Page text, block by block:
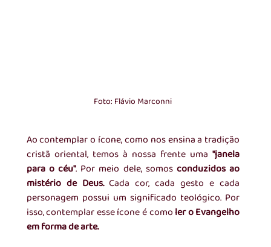
Foto: Flávio Marconni
Ao contemplar o ícone, como nos ensina a tradição
cristã oriental, temos à nossa frente uma "janela
para o céu". Por meio dele, somos conduzidos ao
mistério de Deus. Cada cor, cada gesto e cada
personagem possui um significado teológico. Por
isso, contemplar esse ícone é como ler o Evangelho
em forma de arte.